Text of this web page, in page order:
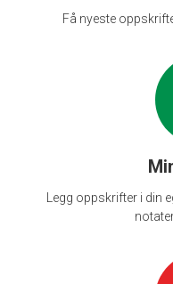
Få nyeste
Legg oppskrifter i din